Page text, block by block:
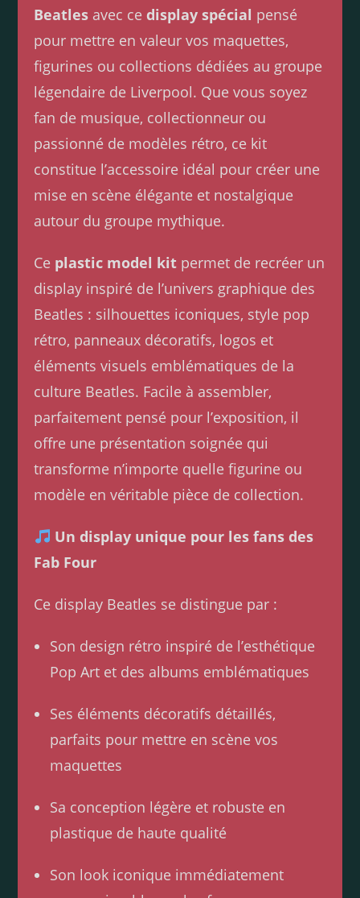
Beatles avec cedisplay spécial pensé
pour mettre en valeur vos maquettes,
figurines ou collections dédiées au groupe
légendaire de Liverpool. Que vous soyez
fan de musique, collectionneur ou
passionné de modèles rétro, ce kit
constitue l’accessoire idéal pour créer une
mise en scène élégante et nostalgique
autour du groupe mythique.
Ce plastic model kit permet de recréer un
display inspiré de l’univers graphique des
Beatles : silhouettes iconiques, style pop
rétro, panneaux décoratifs, logos et
éléments visuels emblématiques de la
culture Beatles. Facile à assembler,
parfaitement pensé pour l’exposition, il
offre une présentation soignée qui
transforme n’importe quelle figurine ou
modèle en véritable pièce de collection.
Un display unique pour les fans des
Fab Four
Ce display Beatles se distingue par :
Son design rétro inspiré de l’esthétique
Pop Art et des albums emblématiques
Ses éléments décoratifs détaillés,
parfaits pour mettre en scène vos
maquettes
Sa conception légère et robuste en
plastique de haute qualité
Son look iconique immédiatement